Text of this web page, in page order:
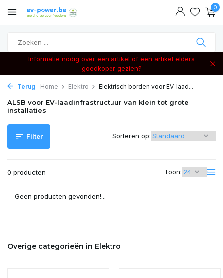
0
Informatie nodig over een artikel of een artikel elders
goedkoper gezien?
Terug Home Elektro Elektrisch borden voor EV-laad...
ALSB voor EV-laadinfrastructuur van klein tot grote
installaties
Filter
0 producten Toon:
Sorteren op:
Geen producten gevonden!...
Overige categorieën in Elektro